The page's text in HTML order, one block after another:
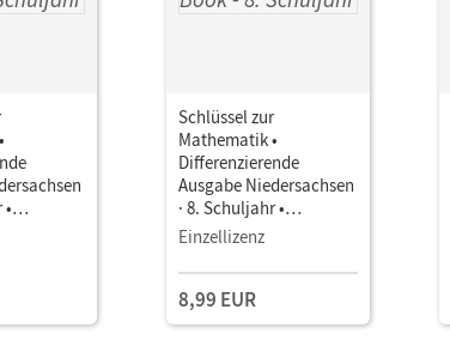
Schlüssel zur
Mathematik •
Differenzierende
Ausgabe Niedersachsen
· 8. Schuljahr •
Schulbuch als E-Book
Einzellizenz
8,99 EUR